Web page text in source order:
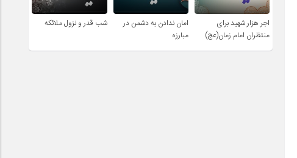
اجر هزار شهید برای
منتظران امام زمان(عج)
امان ندادن به دشمن در
مبارزه
شب قدر و نزول ملائکه